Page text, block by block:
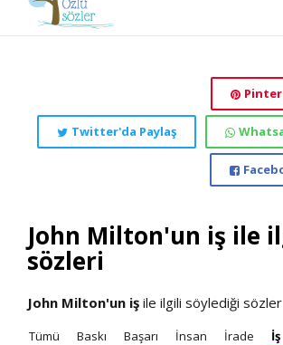
Twitter'da Paylaş
John Milton'un iş ile
sözleri
John Milton'un iş ile ilgili söylediği sözler
Tümü Baskı Başarı İnsan İrade İş